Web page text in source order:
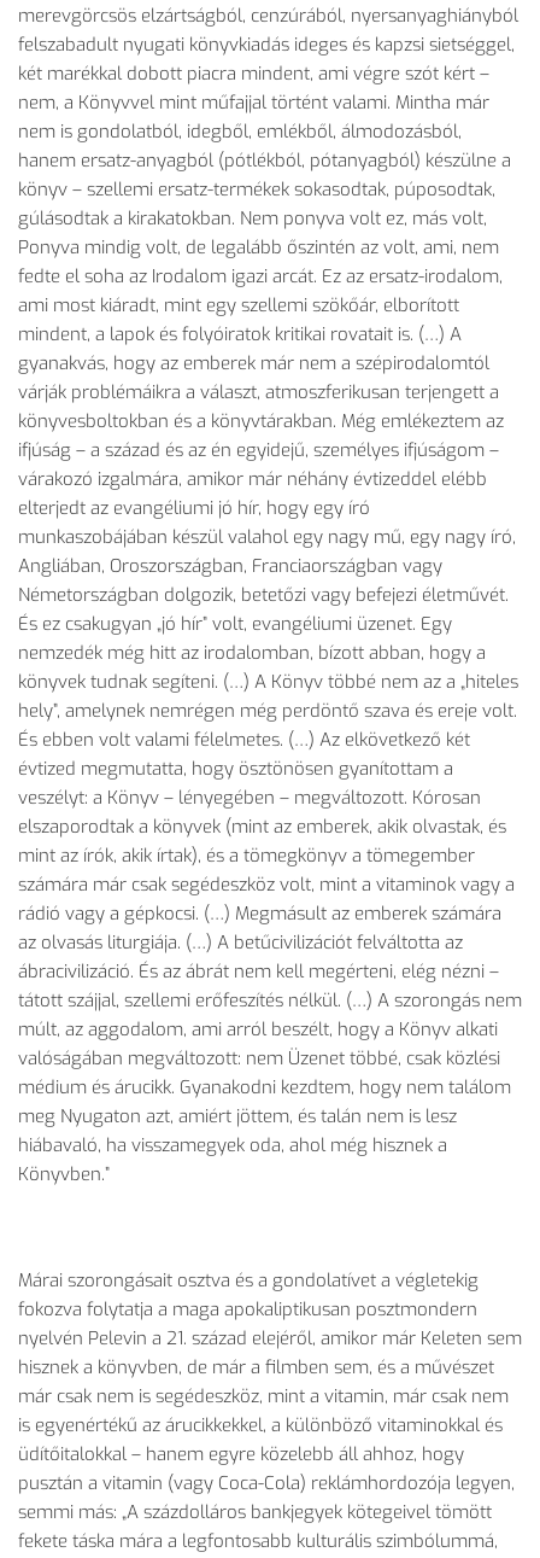
merevgörcsös elzártságból, cenzúrából, nyersanyaghiányból
felszabadult nyugati könyvkiadás ideges és kapzsi sietséggel,
két marékkal dobott piacra mindent, ami végre szót kért –
nem, a Könyvvel mint műfajjal történt valami. Mintha már
nem is gondolatból, idegből, emlékből, álmodozásból,
hanem ersatz-anyagból (pótlékból, pótanyagból) készülne a
könyv – szellemi ersatz-termékek sokasodtak, púposodtak,
gúlásodtak a kirakatokban. Nem ponyva volt ez, más volt,
Ponyva mindig volt, de legalább őszintén az volt, ami, nem
fedte el soha az Irodalom igazi arcát. Ez az ersatz-irodalom,
ami most kiáradt, mint egy szellemi szökőár, elborított
mindent, a lapok és folyóiratok kritikai rovatait is. (…) A
gyanakvás, hogy az emberek már nem a szépirodalomtól
várják problémáikra a választ, atmoszferikusan terjengett a
könyvesboltokban és a könyvtárakban. Még emlékeztem az
ifjúság – a század és az én egyidejű, személyes ifjúságom –
várakozó izgalmára, amikor már néhány évtizeddel elébb
elterjedt az evangéliumi jó hír, hogy egy író
munkaszobájában készül valahol egy nagy mű, egy nagy író,
Angliában, Oroszországban, Franciaországban vagy
Németországban dolgozik, betetőzi vagy befejezi életművét.
És ez csakugyan „jó hír” volt, evangéliumi üzenet. Egy
nemzedék még hitt az irodalomban, bízott abban, hogy a
könyvek tudnak segíteni. (…) A Könyv többé nem az a „hiteles
hely”, amelynek nemrégen még perdöntő szava és ereje volt.
És ebben volt valami félelmetes. (…) Az elkövetkező két
évtized megmutatta, hogy ösztönösen gyanítottam a
veszélyt: a Könyv – lényegében – megváltozott. Kórosan
elszaporodtak a könyvek (mint az emberek, akik olvastak, és
mint az írók, akik írtak), és a tömegkönyv a tömegember
számára már csak segédeszköz volt, mint a vitaminok vagy a
rádió vagy a gépkocsi. (…) Megmásult az emberek számára
az olvasás liturgiája. (…) A betűcivilizációt felváltotta az
ábracivilizáció. És az ábrát nem kell megérteni, elég nézni –
tátott szájjal, szellemi erőfeszítés nélkül. (…) A szorongás nem
múlt, az aggodalom, ami arról beszélt, hogy a Könyv alkati
valóságában megváltozott: nem Üzenet többé, csak közlési
médium és árucikk. Gyanakodni kezdtem, hogy nem találom
meg Nyugaton azt, amiért jöttem, és talán nem is lesz
hiábavaló, ha visszamegyek oda, ahol még hisznek a
Könyvben.”
Márai szorongásait osztva és a gondolatívet a végletekig
fokozva folytatja a maga apokaliptikusan posztmondern
nyelvén Pelevin a 21. század elejéről, amikor már Keleten sem
hisznek a könyvben, de már a filmben sem, és a művészet
már csak nem is segédeszköz, mint a vitamin, már csak nem
is egyenértékű az árucikkekkel, a különböző vitaminokkal és
üdítőitalokkal – hanem egyre közelebb áll ahhoz, hogy
pusztán a vitamin (vagy Coca-Cola) reklámhordozója legyen,
semmi más: „A százdolláros bankjegyek kötegeivel tömött
fekete táska mára a legfontosabb kulturális szimbólummá,